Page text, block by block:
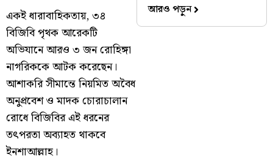
​একই ধারাবাহিকতায়, ৩৪
বিজিবি পৃথক আরেকটি
অভিযানে আরও ৩ জন রোহিঙ্গা
নাগরিককে আটক করেছেন।
আশাকরি সীমান্তে নিয়মিত অবৈধ
অনুপ্রবেশ ও মাদক চোরাচালান
রোধে বিজিবির এই ধরনের
তৎপরতা অব্যাহত থাকবে
ইনশাআল্লাহ।
আরও পড়ুন